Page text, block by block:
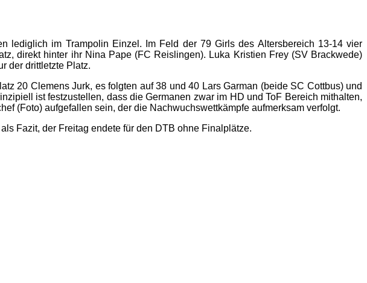
lediglich im Trampolin Einzel. Im Feld der 79 Girls des Altersbereich 13-14 vier
direkt hinter ihr Nina Pape (FC Reislingen). Luka Kristien Frey (SV Brackwede)
der drittletzte Platz.
20 Clemens Jurk, es folgten auf 38 und 40 Lars Garman (beide SC Cottbus) und
ist festzustellen, dass die Germanen zwar im HD und ToF Bereich mithalten,
(Foto) aufgefallen sein, der die Nachwuchswettkämpfe aufmerksam verfolgt.
Fazit, der Freitag endete für den DTB ohne Finalplätze.